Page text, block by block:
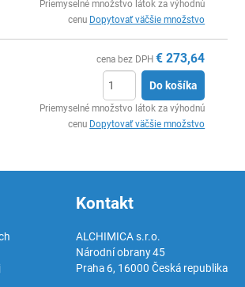
Priemyselné množstvo látok za výhodnú
cenu Dopytovať väčšie množstvo
cena bez DPH € 273,64
Do košíka
Priemyselné množstvo látok za výhodnú
cenu Dopytovať väčšie množstvo
Kontakt
ALCHIMICA s.r.o.
Národní obrany 45
Praha 6, 16000 Česká republika